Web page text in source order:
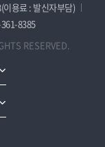
용료 : 발신자부담)
8385
RESERVED.